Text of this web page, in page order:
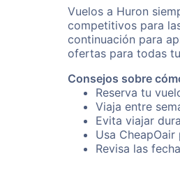
Vuelos a Huron
competitivos para
continuación para
ofertas para todas
Consejos sobre
Reserva tu
Viaja entre
Evita viajar
Usa
Revisa las